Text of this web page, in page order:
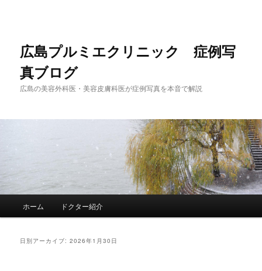
移
動
広島プルミエクリニック 症例写
真ブログ
広島の美容外科医・美容皮膚科医が症例写真を本音で解説
ホーム ドクター紹介
日別アーカイブ:2026年1月30日